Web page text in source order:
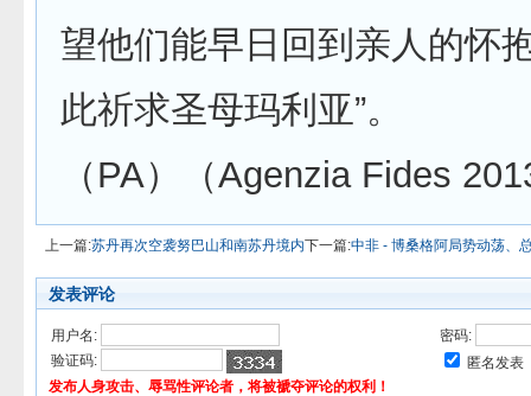
望他们能早日回到亲人的怀
此祈求圣母玛利亚”。
（PA）（Agenzia Fides
上一篇:苏丹再次空袭努巴山和南苏丹境内下一篇:中非 - 博桑格阿局势动荡、
发表评论
用户名:
密码:
验证码:
匿名发表
发布人身攻击、辱骂性评论者，将被褫夺评论的权利！